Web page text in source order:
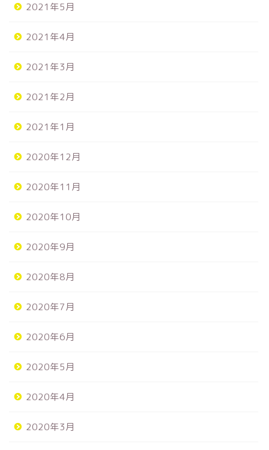
2021年5月
2021年4月
2021年3月
2021年2月
2021年1月
2020年12月
2020年11月
2020年10月
2020年9月
2020年8月
2020年7月
2020年6月
2020年5月
2020年4月
2020年3月